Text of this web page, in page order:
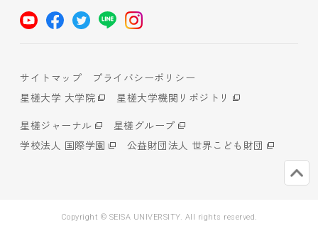
サイトマップ
プライバシーポリシー
星槎大学 大学院
星槎大学機関リポジトリ
星槎ジャーナル
星槎グループ
学校法人 国際学園
公益財団法人 世界こども財団
Copyright © SEISA UNIVERSITY. All rights reserved.